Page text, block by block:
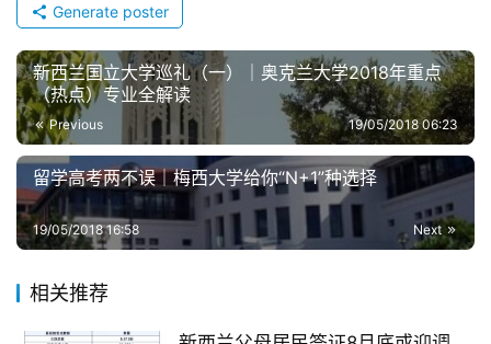
Generate poster
新西兰国立大学巡礼（一）｜奥克兰大学2018年重点
（热点）专业全解读
Previous 19/05/2018 06:23
留学高考两不误｜梅西大学给你“N+1”种选择
Next
19/05/2018 16:58
相关推荐